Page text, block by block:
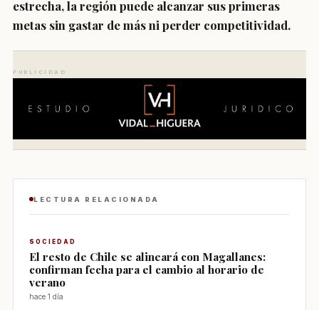
estrecha, la región puede alcanzar sus primeras
metas sin gastar de más ni perder competitividad.
PUBLICIDAD
LECTURA RELACIONADA
SOCIEDAD
El resto de Chile se alineará con Magallanes:
confirman fecha para el cambio al horario de
verano
hace 1 día